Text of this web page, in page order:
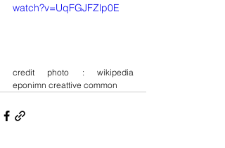
watch?v=UqFGJFZlp0E
credit photo : wikipedia
eponimn creattive common